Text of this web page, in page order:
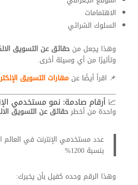
الاهتمامات
السلوك الشرائي
وهذا يجعل من حقائق عن التسويق
وتأثيرًا من أي وسيلة أخرى.
📌 اقرأ أيضًا عن مهارات التسويق
📈 أرقام صادمة: نمو مستخدمي
واحدة من أخطرحقائق عن التسويق
عدد مستخدمي الإنترنت في العالم
بنسبة 1200%
وهذا الرقم وحده كفيل بأن يخبرك: